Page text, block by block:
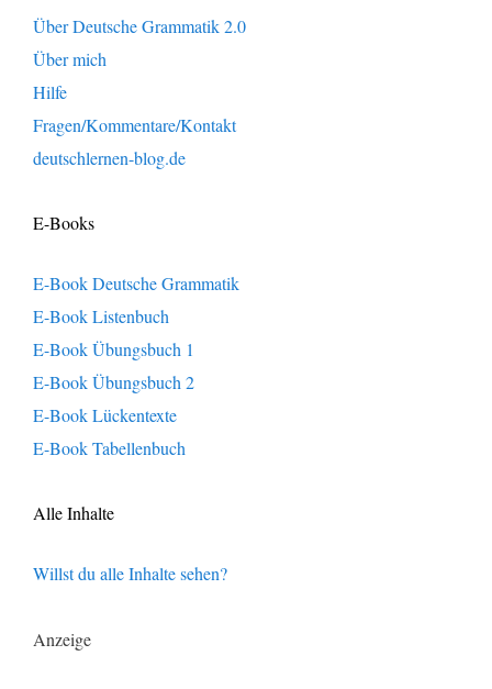
Über Deutsche Grammatik 2.0
Über mich
Hilfe
Fragen/Kommentare/Kontakt
deutschlernen-blog.de
E-Books
E-Book Deutsche Grammatik
E-Book Listenbuch
E-Book Übungsbuch 1
E-Book Übungsbuch 2
E-Book Lückentexte
E-Book Tabellenbuch
Alle Inhalte
Willst du alle Inhalte sehen?
Anzeige